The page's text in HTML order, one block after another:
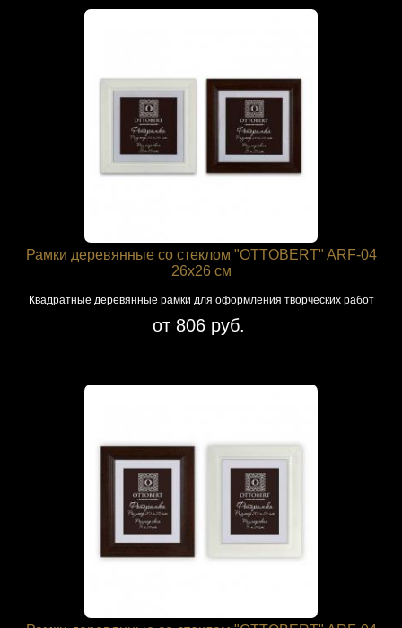
Рамки деревянные со стеклом "OTTOBERT" ARF-04
26х26 см
Квадратные деревянные рамки для оформления творческих работ
от 806 руб.